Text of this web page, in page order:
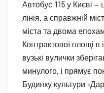
Автобус 115 у Києві
лінія, а справжній
міста та двома
Контрактової площі
вузькі вулички
минулого, і прямує
Будинку культури